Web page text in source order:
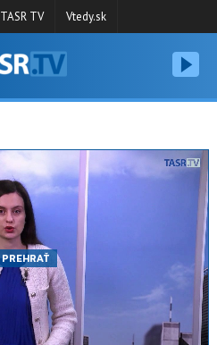
TASR TV Vtedy.sk
PREHRAŤ